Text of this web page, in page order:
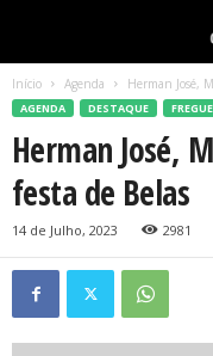
Início Agenda Herman José,
AGENDA DESTAQUE
Herman José,
festa de Belas
14 de Julho, 2023 2981